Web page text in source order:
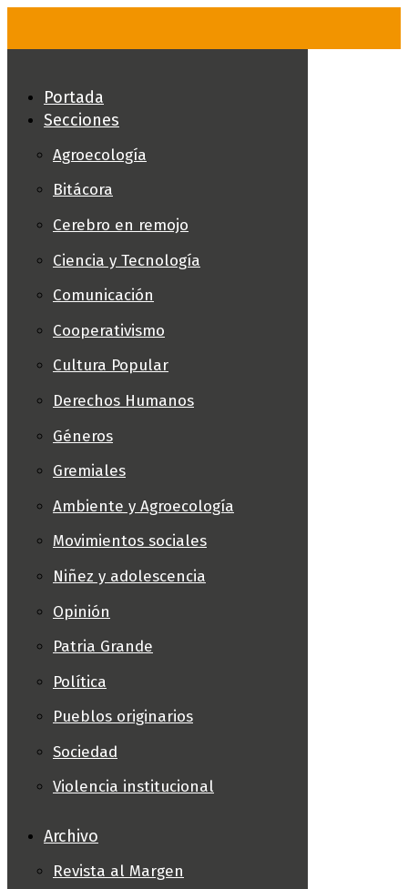
Portada
Secciones
Agroecología
Bitácora
Cerebro en remojo
Ciencia y Tecnología
Comunicación
Cooperativismo
Cultura Popular
Derechos Humanos
Géneros
Gremiales
Ambiente y Agroecología
Movimientos sociales
Niñez y adolescencia
Opinión
Patria Grande
Política
Pueblos originarios
Sociedad
Violencia institucional
Archivo
Revista al Margen